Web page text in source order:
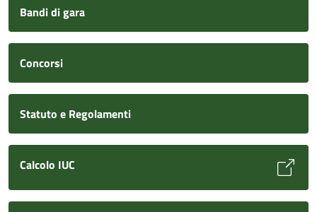
Bandi di gara
Concorsi
Statuto e Regolamenti
Calcolo IUC